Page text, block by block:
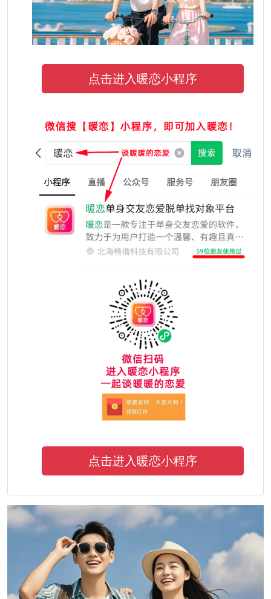
点击进入暖恋小程序
点击进入暖恋小程序